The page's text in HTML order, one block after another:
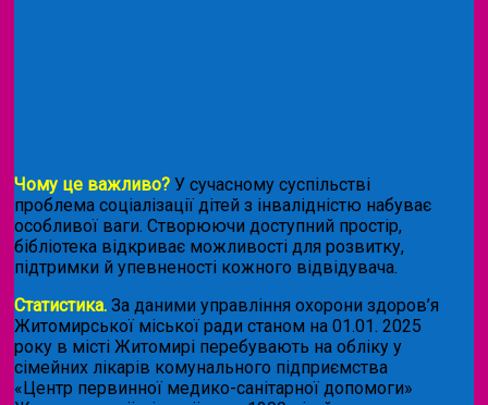
Чому це важливо? У сучасному суспільстві
проблема соціалізації дітей з інвалідністю набуває
особливої ваги. Створюючи доступний простір,
бібліотека відкриває можливості для розвитку,
підтримки й упевненості кожного відвідувача.
Статистика. За даними управління охорони здоров’я
Житомирської міської ради станом на 01.01. 2025
року в місті Житомирі перебувають на обліку у
сімейних лікарів комунального підприємства
«Центр первинної медико-санітарної допомоги»